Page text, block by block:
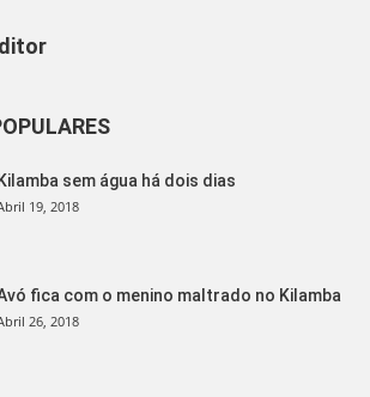
Kilamba sem água há dois dias
19, 2018
fica com o menino maltrado no Kilamba
26, 2018